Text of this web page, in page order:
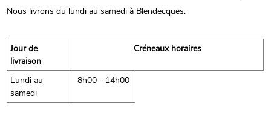
Nous livrons du lundi au samedi à Blendecques.
Jour de
livraison
Créneaux horaires
Lundi au
samedi
8h00 - 14h00